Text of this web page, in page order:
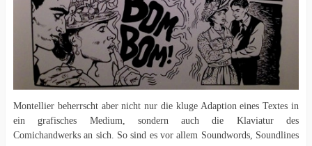
Montellier beherrscht aber nicht nur die kluge Adaption eines Textes in
ein grafisches Medium, sondern auch die Klaviatur des
Comichandwerks an sich. So sind es vor allem Soundwords, Soundlines